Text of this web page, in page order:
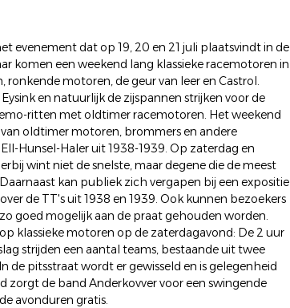
evenement dat op 19, 20 en 21 juli plaatsvindt in de
komen een weekend lang klassieke racemotoren in
ronkende motoren, de geur van leer en Castrol.
en natuurlijk de zijspannen strijken voor de
ritten met oldtimer racemotoren. Het weekend
oldtimer motoren, brommers en andere
Hunsel-Haler uit 1938-1939. Op zaterdag en
wint niet de snelste, maar degene die de meest
kan publiek zich vergapen bij een expositie
de TT's uit 1938 en 1939. Ook kunnen bezoekers
goed mogelijk aan de praat gehouden worden.
klassieke motoren op de zaterdagavond: De 2 uur
strijden een aantal teams, bestaande uit twee
de pitsstraat wordt er gewisseld en is gelegenheid
zorgt de band Anderkovver voor een swingende
avonduren gratis.